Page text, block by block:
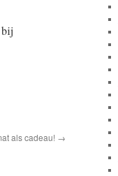
bij
als cadeau! →